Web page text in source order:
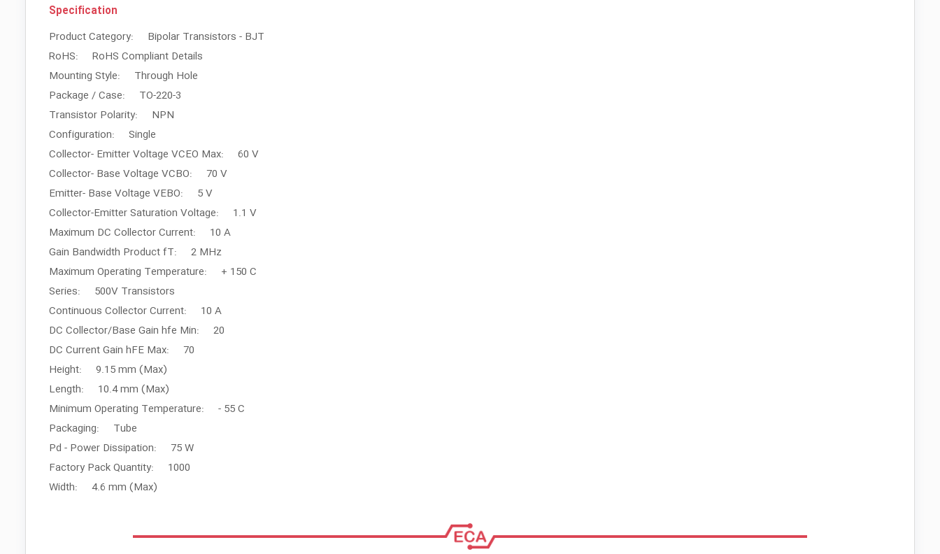
Specification
Product Category: Bipolar Transistors - BJT
RoHS: RoHS Compliant Details
Mounting Style: Through Hole
Package / Case: TO-220-3
Transistor Polarity: NPN
Configuration: Single
Collector- Emitter Voltage VCEO Max: 60 V
Collector- Base Voltage VCBO: 70 V
Emitter- Base Voltage VEBO: 5 V
Collector-Emitter Saturation Voltage: 1.1 V
Maximum DC Collector Current: 10 A
Gain Bandwidth Product fT: 2 MHz
Maximum Operating Temperature: + 150 C
Series: 500V Transistors
Continuous Collector Current: 10 A
DC Collector/Base Gain hfe Min: 20
DC Current Gain hFE Max: 70
Height: 9.15 mm (Max)
Length: 10.4 mm (Max)
Minimum Operating Temperature: - 55 C
Packaging: Tube
Pd - Power Dissipation: 75 W
Factory Pack Quantity: 1000
Width: 4.6 mm (Max)